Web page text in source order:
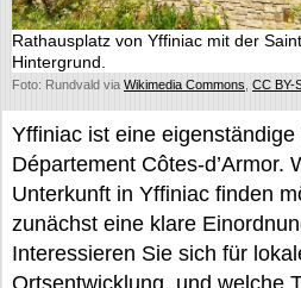
Rathausplatz von Yffiniac mit der
Hintergrund.
Foto: Rundvald via Wikimedia Commons CC BY-
Yffiniac ist eine
Département Côtes-d’Armor.
Unterkunft in Yffiniac finden
zunächst eine klare
Interessieren Sie sich für
Ortsentwicklung, und welche